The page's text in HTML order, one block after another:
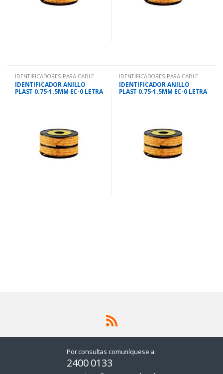
IDENTIFICADORES PARA CABLE
IDENTIFICADOR ANILLO
PLAST 0.75-1.5MM EC-0 LETRA
IDENTIFICADORES PARA CABLE
IDENTIFICADOR ANILLO
PLAST 0.75-1.5MM EC-0 LETRA
Por consultas comuníquese a:
2400 0133